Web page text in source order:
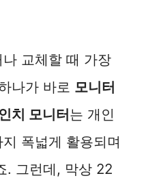
교체할 때 가장
나가 바로 모니터
치 모니터는 개인
폭넓게 활용되며
. 그런데, 막상 22